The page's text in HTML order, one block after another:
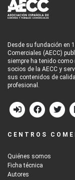
Desde su fundación en
Comerciales (AECC)
siempre ha tenido
socios de la AECC y
sus contenidos de
profesional.
CENTROS
Quiénes somos
Ficha técnica
Autores